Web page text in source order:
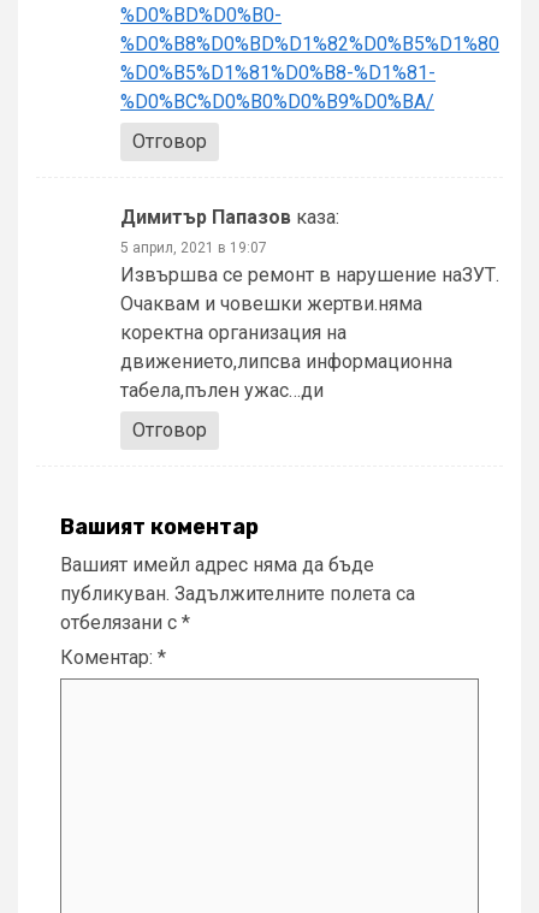
%D0%BD%D0%B0-
%D0%B8%D0%BD%D1%82%D0%B5%D1%80
%D0%B5%D1%81%D0%B8-%D1%81-
%D0%BC%D0%B0%D0%B9%D0%BA/
Отговор
Димитър Папазов каза:
5 април, 2021 в 19:07
Извършва се ремонт в нарушение наЗУТ.
Очаквам и човешки жертви.няма
коректна организация на
движението,липсва информационна
табела,пълен ужас…ди
Отговор
Вашият коментар
Вашият имейл адрес няма да бъде
публикуван. Задължителните полета са
отбелязани с *
Коментар: *